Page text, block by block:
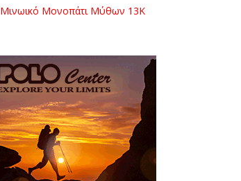
Μινωικό Μονοπάτι Μύθων 13Κ